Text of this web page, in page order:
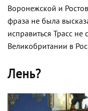
Воронежской и
фраза не была
исправиться Трасс не
Великобритании в
Лень?